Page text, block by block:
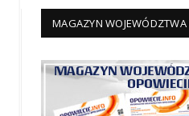
MAGAZYN